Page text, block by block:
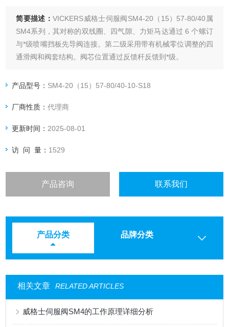
简要描述：VICKERS威格士伺服阀SM4-20（15）57-80/40属
SM4系列，其对称的双线圈、四气隙、力矩马达通过 6 个螺订
与*级喷嘴挡板先导阀连接。第二级采用带有机械零位调整的四
通滑阀和阀套结构。阀芯位置通过反馈杆反馈到*级。
产品型号： SM4-20（15）57-80/40-10-S18
厂商性质：代理商
更新时间： 2025-08-01
访 问 量： 1529
产品咨询 联系我们
产品分类 品牌分类
相关文章 RELATED ARTICLES
威格士伺服阀SM4的工作原理详细分析